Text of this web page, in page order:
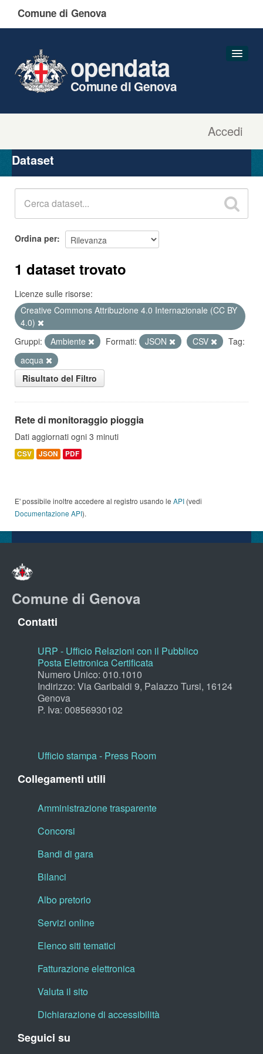
Comune di Genova
Accedi
opendata
Comune di Genova
Organizzazioni
Gruppi
Dataset
Ordina per
1 dataset trovato
Licenze sulle risorse:
Creative Commons Attribuzione 4.0 Internazionale (CC BY
4.0)
Gruppi:
Ambiente Formati: JSON CSV
Tag:
acqua
Risultato del Filtro
Rete di monitoraggio pioggia
Dati aggiornati ogni 3 minuti
CSV JSON PDF
E' possibile inoltre accedere al registro usando le API (vedi
Documentazione API).
Comune di Genova
Contatti
URP - Ufficio Relazioni con il Pubblico
Posta Elettronica Certificata
Numero Unico: 010.1010
Indirizzo: Via Garibaldi 9, Palazzo Tursi, 16124
Genova
P. Iva: 00856930102
Ufficio stampa - Press Room
Collegamenti utili
Amministrazione trasparente
Concorsi
Bandi di gara
Bilanci
Albo pretorio
Servizi online
Elenco siti tematici
Fatturazione elettronica
Valuta il sito
Dichiarazione di accessibilità
Seguici su